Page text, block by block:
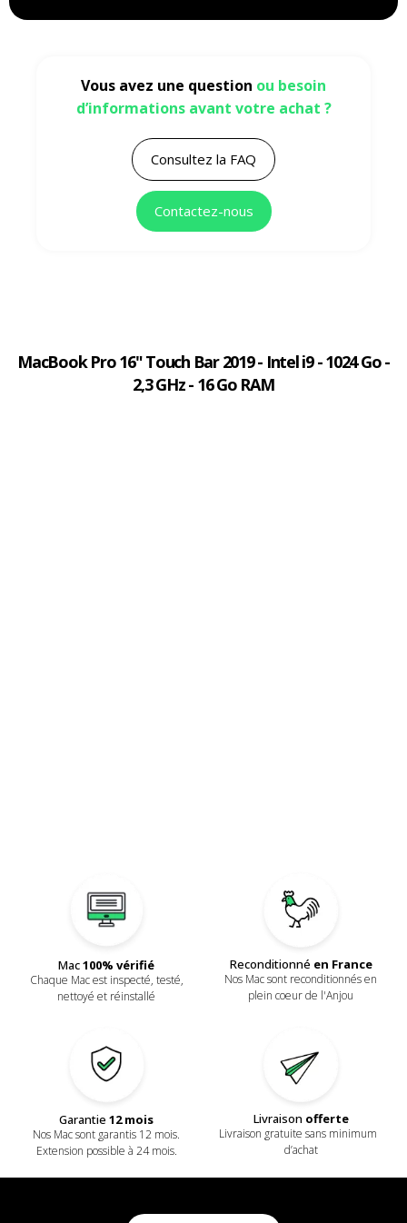
Vous avez une question ou besoin
d’informations avant votre achat ?
Consultez la FAQ
Contactez-nous
MacBook Pro 16" Touch Bar 2019 - Intel i9 - 1024 Go -
2,3 GHz - 16 Go RAM
Mac100% vérifié
Chaque Mac est inspecté, testé,
nettoyé et réinstallé
Reconditionné en France
Nos Mac sont reconditionnés en
plein coeur de l'Anjou
Garantie 12 mois
Nos Mac sont garantis 12 mois.
Extension possible à 24 mois.
Livraison offerte
Livraison gratuite sans minimum
d’achat